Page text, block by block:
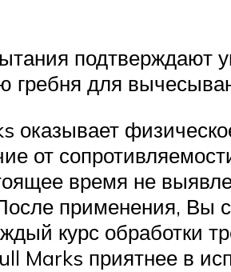
подтверждают
для
оказывает
от
время не
применения, Вы
курс обработки
Marks приятнее в